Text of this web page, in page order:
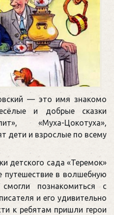
— это имя знакомо
и добрые сказки
«Муха-Цокотуха»,
дети и взрослые по всему
детского сада «Теремок»
путешествие в волшебную
познакомиться с
и его удивительно
к ребятам пришли герои